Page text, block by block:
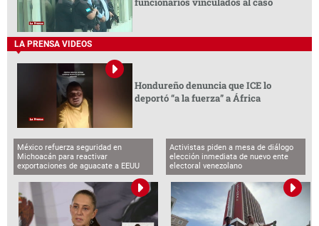
LA PRENSA VIDEOS
Hondureño denuncia que ICE lo
deportó “a la fuerza” a África
México refuerza seguridad en
Michoacán para reactivar
exportaciones de aguacate a EEUU
Activistas piden a mesa de diálogo
elección inmediata de nuevo ente
electoral venezolano